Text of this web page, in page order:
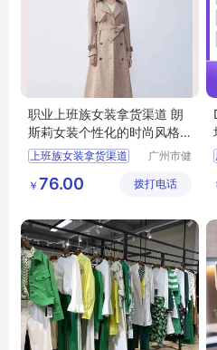
职业上班族女装拿货渠道 朗
斯莉女装个性化的时尚风格
广州服装市场
上班族女装拿货渠道
广州服装市场
广州市健
限公司
￥ 76.00 拨打电话